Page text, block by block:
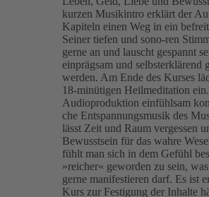
kurzen Musikintro erklärt der
Kapiteln einen Weg in ein
Seiner tiefen und sono-ren
gerne an und lauscht gespannt
einprägsam und selbsterklärend
werden. Am Ende des Kurses
18-minütigen Heilmeditation
Audioproduktion einfühlsam
che Entspannungsmusik des
lässt Zeit und Raum vergessen
Bewusstsein für das wahre
fühlt man sich in dem Gefühl
»reicher« geworden zu sein,
gerne manifestieren darf. Es ist
Kurs zur Festigung der Inhalte